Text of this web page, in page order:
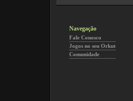
Navegação
Fale Conosco
Jogos no seu Orkut
Comunidade